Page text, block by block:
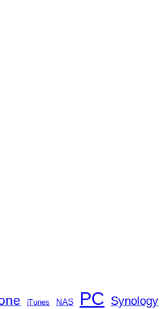
iTunes NAS PC Synology